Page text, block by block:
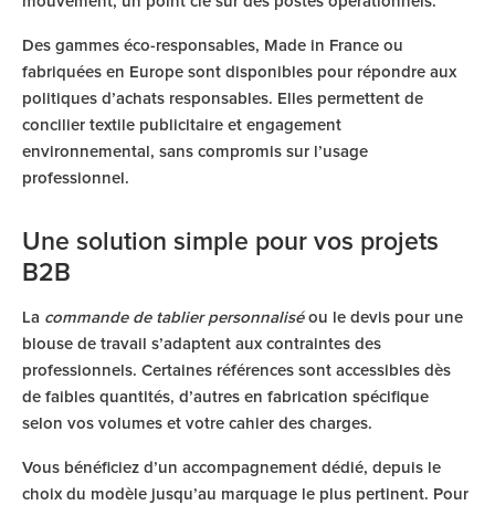
Des gammes éco-responsables, Made in France ou
fabriquées en Europe sont disponibles pour répondre aux
politiques d’achats responsables. Elles permettent de
concilier textile publicitaire et engagement
environnemental, sans compromis sur l’usage
professionnel.
Une solution simple pour vos projets
B2B
La commande de tablier personnaliséou le devis pour une
blouse de travail s’adaptent aux contraintes des
professionnels. Certaines références sont accessibles dès
de faibles quantités, d’autres en fabrication spécifique
selon vos volumes et votre cahier des charges.
Vous bénéficiez d’un accompagnement dédié, depuis le
choix du modèle jusqu’au marquage le plus pertinent. Pour